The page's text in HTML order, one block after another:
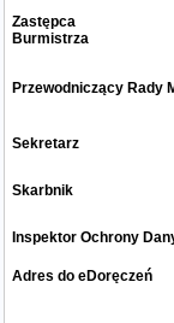
Zastępca
Burmistrza
Przewodniczący Rady
Sekretarz
Skarbnik
Inspektor Ochrony
Adres do eDoręczeń